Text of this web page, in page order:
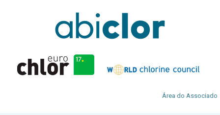
Área do Associado